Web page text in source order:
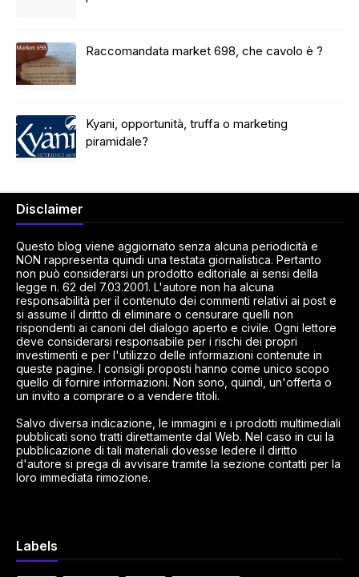
Raccomandata market 698, che cavolo è ?
Kyani, opportunità, truffa o marketing
piramidale?
Disclaimer
Questo blog viene aggiornato senza alcuna periodicità e
NON rappresenta quindi una testata giornalistica. Pertanto
non può considerarsi un prodotto editoriale ai sensi della
legge n. 62 del 7.03.2001. L'autore non ha alcuna
responsabilità per il contenuto dei commenti relativi ai post e
si assume il diritto di eliminare o censurare quelli non
rispondenti ai canoni del dialogo aperto e civile. Ogni lettore
deve considerarsi responsabile per i rischi dei propri
investimenti e per l'utilizzo delle informazioni contenute in
queste pagine. I consigli proposti hanno come unico scopo
quello di fornire informazioni. Non sono, quindi, un'offerta o
un invito a comprare o a vendere titoli.
Salvo diversa indicazione, le immagini e i prodotti multimediali
pubblicati sono tratti direttamente dal Web. Nel caso in cui la
pubblicazione di tali materiali dovesse ledere il diritto
d'autore si prega di avvisare tramite la sezione contatti per la
loro immediata rimozione.
Labels